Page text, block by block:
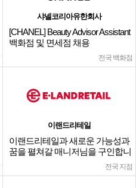
샤넬코리아유한회사
[CHANEL] Beauty Advisor Assistant
백화점 및 면세점 채용
전국 백화점
이랜드리테일
이랜드리테일과 새로운 가능성과
꿈을 펼쳐갈 매니저님을 구인합니
전국 지점